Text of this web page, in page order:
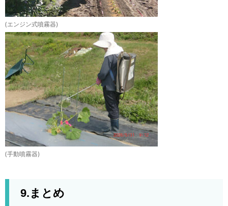
(エンジン式噴霧器)
(手動噴霧器)
9.まとめ